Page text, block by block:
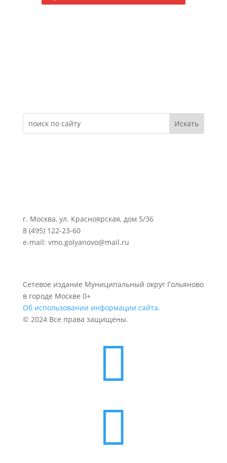
г. Москва, ул. Красноярская, дом 5/36
8 (495) 122-23-60
e-mail: vmo.golyanovo@mail.ru
Сетевое издание Муниципальный округ Гольяново
в городе Москве 0+
Об использовании информации сайта.
© 2024 Все права защищены.

